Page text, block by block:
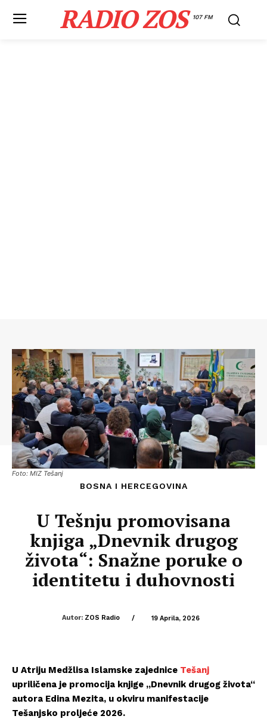
RADIO ZOS 107 FM
Foto: MIZ Tešanj
BOSNA I HERCEGOVINA
U Tešnju promovisana
knjiga „Dnevnik drugog
života“: Snažne poruke o
identitetu i duhovnosti
Autor: ZOS Radio / 19 Aprila, 2026
U Atriju Medžlisa Islamske zajednice Tešanj
upriličena je promocija knjige „Dnevnik drugog života“
autora Edina Mezita, u okviru manifestacije
Tešanjsko proljeće 2026.